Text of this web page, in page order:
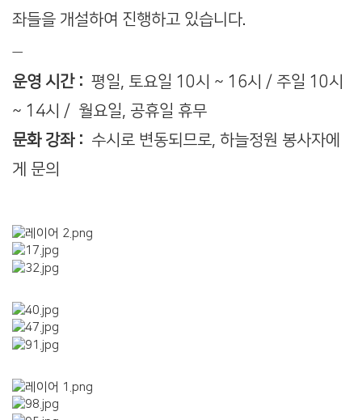
좌들을 개설하여 진행하고 있습니다.
ㅡ
운영 시간 : 평일, 토요일 10시 ~ 16시 / 주일 10시
~ 14시 / 월요일, 공휴일 휴무
문화 강좌 : 수시로 변동되므로, 하늘정원 봉사자에
게 문의